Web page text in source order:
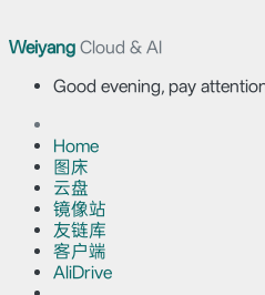
Weiyang Cloud & AI
Good evening, pay
Home
图床
云盘
镜像站
友链库
客户端
AliDrive